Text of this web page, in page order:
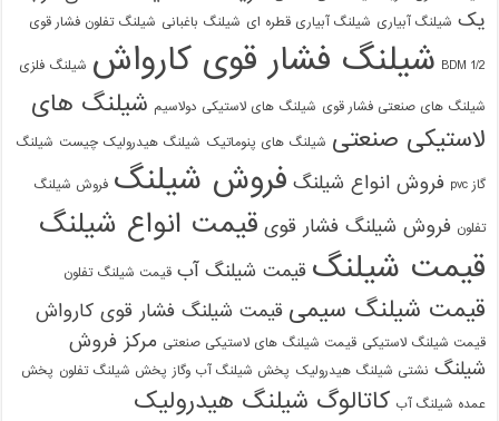
یک شیلنگ آبیاری شیلنگ آبیاری قطره ای شیلنگ باغبانی شیلنگ تفلون فشار قوی
1/2 BDM شیلنگ فشار قوی کارواش شیلنگ فلزی
شیلنگ های صنعتی فشار قوی شیلنگ های لاستیکی دولاسیم شیلنگ های
لاستیکی صنعتی شیلنگ های پنوماتیک شیلنگ هیدرولیک چیست شیلنگ
گاز pvc فروش انواع شیلنگ فروش شیلنگ فروش شیلنگ
تفلون فروش شیلنگ فشار قوی قیمت انواع شیلنگ
قیمت شیلنگ قیمت شیلنگ آب قیمت شیلنگ تفلون
قیمت شیلنگ سیمی قیمت شیلنگ فشار قوی کارواش
قیمت شیلنگ لاستیکی قیمت شیلنگ های لاستیکی صنعتی مرکز فروش
شیلنگ نشتی شیلنگ هیدرولیک پخش شیلنگ آب وگاز پخش شیلنگ تفلون پخش
عمده شیلنگ آب کاتالوگ شیلنگ هیدرولیک